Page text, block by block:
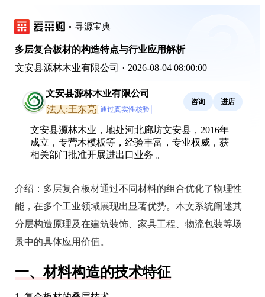
寻源宝典
多层复合板材的构造特点与行业应用解析
文安县源林木业有限公司 · 2026-08-04 08:00:00
文安县源林木业有限公司
法人:王东亮 通过真实性核验
咨询 进店
文安县源林木业，地处河北廊坊文安县，2016年
成立，专营木模板等，经验丰富，专业权威，获
相关部门批准开展进出口业务 。
介绍： 多层复合板材通过不同材料的组合优化了物理性
能，在多个工业领域展现出显著优势。本文系统阐述其
分层构造原理及在建筑装饰、家具工程、物流包装等场
景中的具体应用价值。
一、材料构造的技术特征